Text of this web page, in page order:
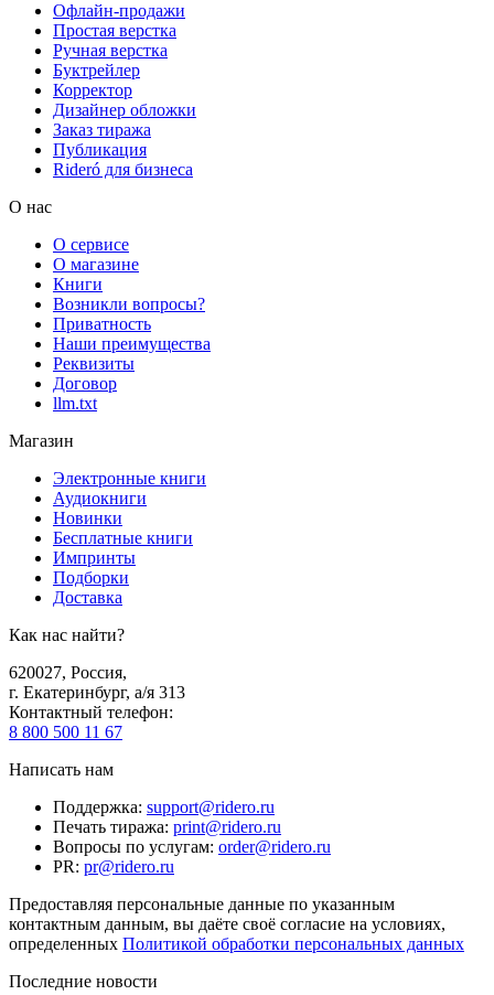
Офлайн-продажи
Простая верстка
Ручная верстка
Буктрейлер
Корректор
Дизайнер обложки
Заказ тиража
Публикация
Rideró для бизнеса
О нас
О сервисе
О магазине
Книги
Возникли вопросы?
Приватность
Наши преимущества
Реквизиты
Договор
llm.txt
Магазин
Электронные книги
Аудиокниги
Новинки
Бесплатные книги
Импринты
Подборки
Доставка
Как нас найти?
620027, Россия,
г. Екатеринбург, а/я 313
Контактный телефон:
8 800 500 11 67
Написать нам
Поддержка: support@ridero.ru
Печать тиража: print@ridero.ru
Вопросы по услугам: order@ridero.ru
PR: pr@ridero.ru
Предоставляя персональные данные по указанным
контактным данным, вы даёте своё согласие на условиях,
определенных Политикой обработки персональных данных
Последние новости